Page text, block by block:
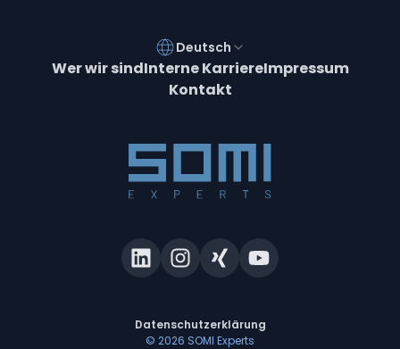
Deutsch
Wer wir sindInterne KarriereImpressum
Kontakt
Datenschutzerklärung
© 2026 SOMI Experts